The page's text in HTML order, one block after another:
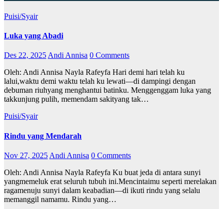
Puisi/Syair
Luka yang Abadi
Des 22, 2025Andi Annisa 0 Comments
Oleh: Andi Annisa Nayla Rafeyfa Hari demi hari telah ku
lalui,waktu demi waktu telah ku lewati—di dampingi dengan
debuman riuhyang menghantui batinku. Menggenggam luka yang
takkunjung pulih, memendam sakityang tak…
Puisi/Syair
Rindu yang Mendarah
Nov 27, 2025 Andi Annisa 0 Comments
Oleh: Andi Annisa Nayla Rafeyfa Ku buat jeda di antara sunyi
yangmemeluk erat seluruh tubuh ini.Mencintaimu seperti merelakan
ragamenuju sunyi dalam keabadian—di ikuti rindu yang selalu
memanggil namamu. Rindu yang…